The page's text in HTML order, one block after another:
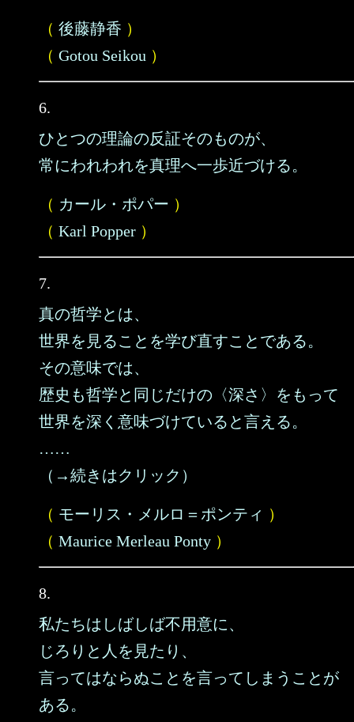
（ 後藤静香 ）
（ Gotou Seikou ）
6.
ひとつの理論の反証そのものが、
常にわれわれを真理へ一歩近づける。
（ カール・ポパー ）
（ Karl Popper ）
7.
真の哲学とは、
世界を見ることを学び直すことである。
その意味では、
歴史も哲学と同じだけの〈深さ〉をもって
世界を深く意味づけていると言える。
……
（→続きはクリック）
（ モーリス・メルロ＝ポンティ ）
（ Maurice Merleau Ponty ）
8.
私たちはしばしば不用意に、
じろりと人を見たり、
言ってはならぬことを言ってしまうことが
ある。